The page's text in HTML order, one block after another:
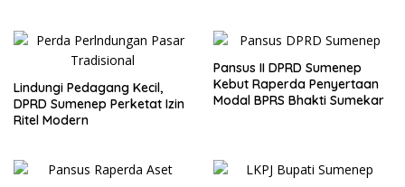
Lindungi Pedagang Kecil,
DPRD Sumenep Perketat Izin
Ritel Modern
Pansus II DPRD Sumenep
Kebut Raperda Penyertaan
Modal BPRS Bhakti Sumekar